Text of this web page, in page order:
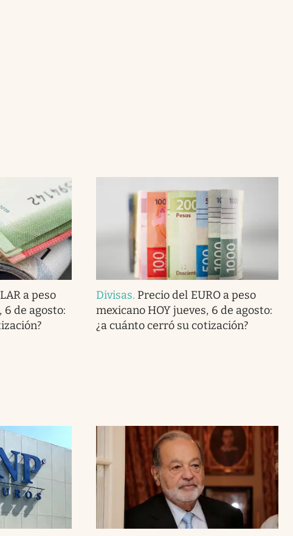
a peso
6 de agosto:
Divisas. Precio del EURO a peso
mexicano HOY jueves, 6 de agosto:
¿a cuánto cerró su cotización?